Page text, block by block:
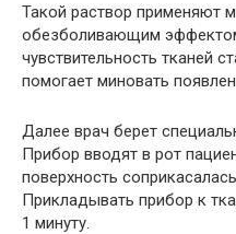
Такой раствор применяют
обезболивающим
чувствительность тканей
помогает миновать
Далее врач берет
Прибор вводят в рот
поверхность
Прикладывать прибор к
1 минуту.